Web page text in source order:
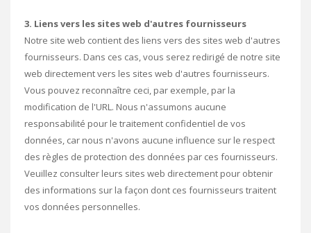
3. Liens vers les sites web d'autres fournisseurs
Notre site web contient des liens vers des sites web d'autres
fournisseurs. Dans ces cas, vous serez redirigé de notre site
web directement vers les sites web d'autres fournisseurs.
Vous pouvez reconnaître ceci, par exemple, par la
modification de l'URL. Nous n'assumons aucune
responsabilité pour le traitement confidentiel de vos
données, car nous n'avons aucune influence sur le respect
des règles de protection des données par ces fournisseurs.
Veuillez consulter leurs sites web directement pour obtenir
des informations sur la façon dont ces fournisseurs traitent
vos données personnelles.